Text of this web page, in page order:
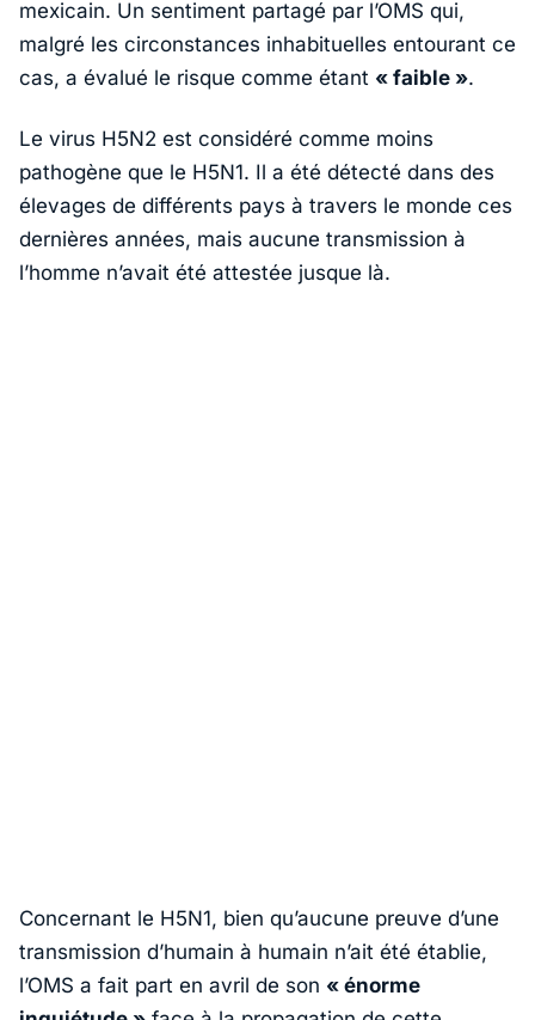
mexicain. Un sentiment partagé par l’OMS qui,
malgré les circonstances inhabituelles entourant ce
cas, a évalué le risque comme étant « faible ».
Le virus H5N2 est considéré comme moins
pathogène que le H5N1. Il a été détecté dans des
élevages de différents pays à travers le monde ces
dernières années, mais aucune transmission à
l’homme n’avait été attestée jusque là.
Concernant le H5N1, bien qu’aucune preuve d’une
transmission d’humain à humain n’ait été établie,
l’OMS a fait part en avril de son « énorme